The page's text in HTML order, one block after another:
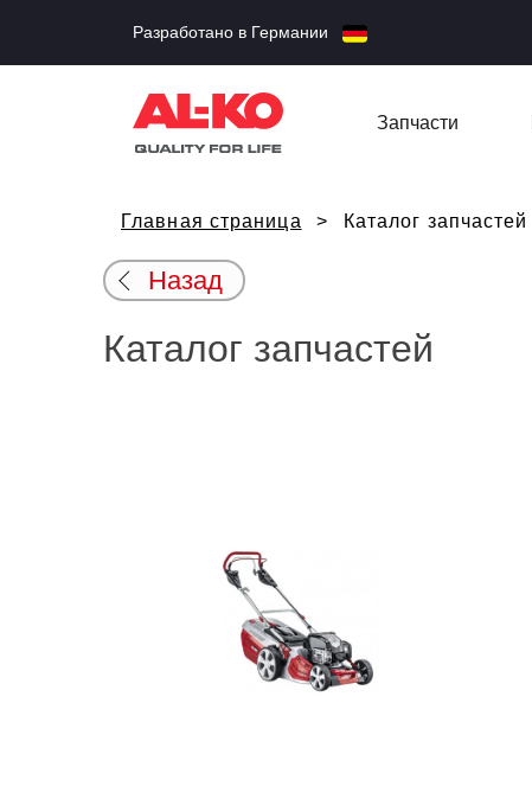
Разработано в Германии
Запчасти
Главная страница Каталог запчастей
Назад
Каталог запчастей